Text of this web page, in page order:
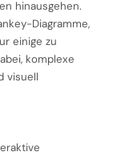
hinausgehen.
Diagramme,
einige zu
komplexe
visuell